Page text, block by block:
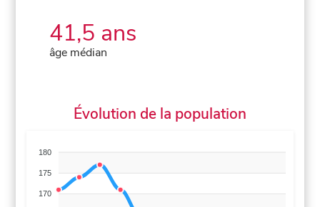
41,5 ans
âge médian
Évolution de la population
180
175
170